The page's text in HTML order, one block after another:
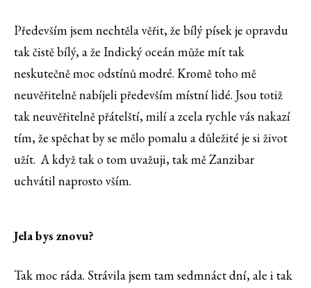
Především jsem nechtěla věřit, že bílý písek je opravdu
tak čistě bílý, a že Indický oceán může mít tak
neskutečně moc odstínů modré. Kromě toho mě
neuvěřitelně nabíjeli především místní lidé. Jsou totiž
tak neuvěřitelně přátelští, milí a zcela rychle vás nakazí
tím, že spěchat by se mělo pomalu a důležité je si život
užít. A když tak o tom uvažuji, tak mě Zanzibar
uchvátil naprosto vším.
Jela bys znovu?
Tak moc ráda. Strávila jsem tam sedmnáct dní, ale i tak